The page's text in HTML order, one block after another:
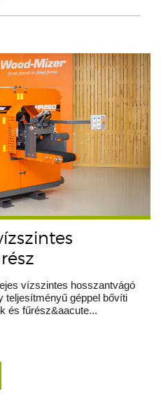
vízszintes hosszantvágó
teljesítményű géppel bővíti
és fűrész&aacute...